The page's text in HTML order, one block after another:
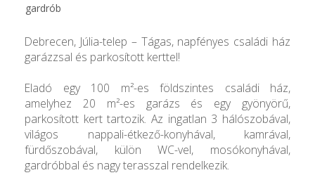
gardrób
Debrecen, Júlia-telep – Tágas, napfényes családi ház
garázzsal és parkosított kerttel!
Eladó egy 100 m²-es földszintes családi ház,
amelyhez 20 m²-es garázs és egy gyönyörű,
parkosított kert tartozik. Az ingatlan 3 hálószobával,
világos nappali-étkező-konyhával, kamrával,
fürdőszobával, külön WC-vel, mosókonyhával,
gardróbbal és nagy terasszal rendelkezik.